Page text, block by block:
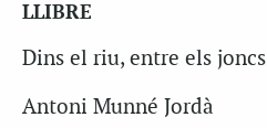
LLIBRE
Dins el riu, entre els joncs
Antoni Munné Jordà